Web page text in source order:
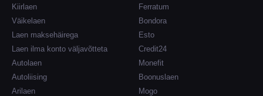
Kiirlaen
Väikelaen
Laen maksehäirega
Laen ilma konto väljavõtteta
Autolaen
Autoliising
Arilaen
Ferratum
Bondora
Esto
Credit24
Monefit
Boonuslaen
Mogo